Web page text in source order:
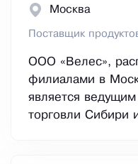
Москва
Поставщик
ООО «Велес»,
филиалами в
является
торговли Сибири